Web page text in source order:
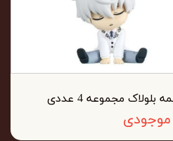
مجموعه 4 عددی
موجودی